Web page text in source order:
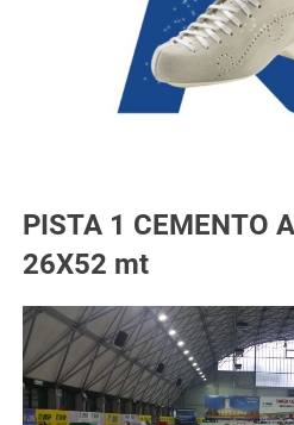
PISTA 1 CEMENTO
26X52 mt